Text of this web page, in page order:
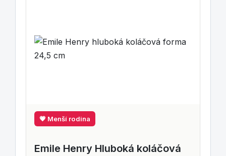
💗 Menší rodina
Emile Henry Hluboká koláčová